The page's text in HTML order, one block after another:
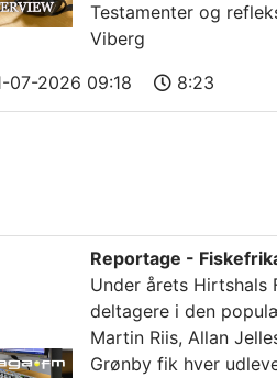
Testamenter og
Viberg
07-2026 09:18 8:23
Reportage -
Under årets Hirtshals
deltagere i den
Martin Riis, Allan
Grønby fik hver